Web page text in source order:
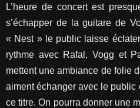
L’heure de concert est
s’échapper de la guitare de
« Nest » le public laisse
rythme avec Rafal, Vogg et
mettent une ambiance de folie
aiment échanger avec le public
ce titre. On pourra donner une